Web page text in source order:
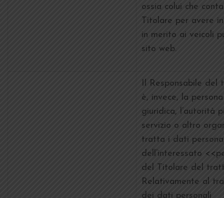
ossia colui che
Titolare per avere
in merito ai veicoli
sito web.
Il Responsabile del
è, invece, la
giuridica, l’autorità
servizio o altro
tratta i dati
dell’interessato
del Titolare del
Relativamente al
dei dati personali